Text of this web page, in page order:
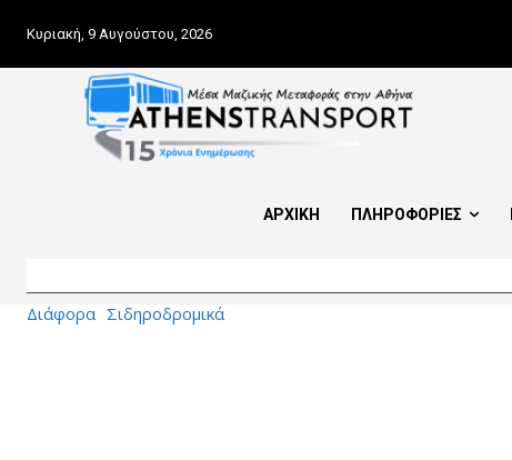
Κυριακή, 9 Αυγούστου, 2026
ΑΡΧΙΚΗ ΠΛΗΡΟΦΟΡΙΕΣ
Διάφορα Σιδηροδρομικά